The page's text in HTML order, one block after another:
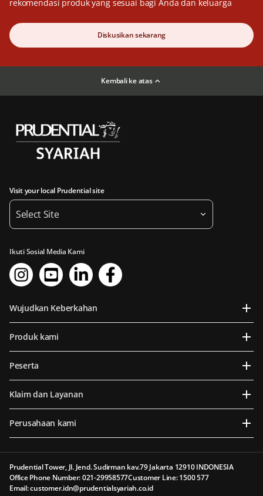
rekomendasi produk yang sesuai bagi Anda dan keluarga
Diskusikan sekarang
Kembali ke atas
Visit your local Prudential site
Select Site
Ikuti Sosial Media Kami
Wujudkan Keberkahan
Produk kami
Peserta
Klaim dan Layanan
Perusahaan kami
Prudential Tower, Jl. Jend. Sudirman kav.79 Jakarta 12910 INDONESIA
Office Phone Number: 021-29958577Customer Line: 1500 577
Email: customer.idn@prudentialsyariah.co.id